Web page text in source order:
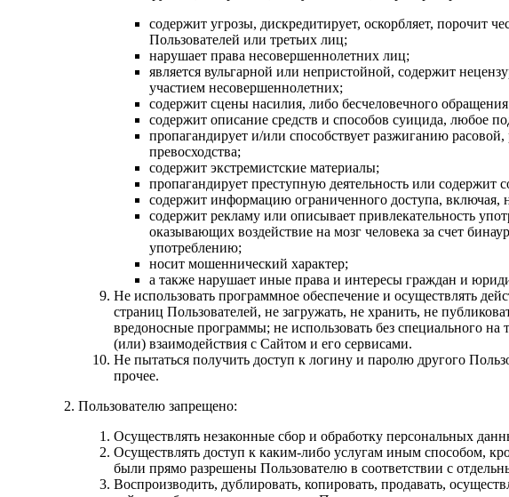
содержит угрозы, дискредитирует, оскорбляет, порочит
Пользователей или третьих лиц;
нарушает права несовершеннолетних лиц;
является вульгарной или непристойной, содержит
участием несовершеннолетних;
содержит сцены насилия, либо бесчеловечного
содержит описание средств и способов суицида, любое
пропагандирует и/или способствует разжиганию
превосходства;
содержит экстремистские материалы;
пропагандирует преступную деятельность или
содержит информацию ограниченного доступа, включая,
содержит рекламу или описывает привлекательность
оказывающих воздействие на мозг человека за счет
употреблению;
носит мошеннический характер;
а также нарушает иные права и интересы граждан и
Не использовать программное обеспечение и осуществлять
страниц Пользователей, не загружать, не хранить, не
вредоносные программы; не использовать без специального
(или) взаимодействия с Сайтом и его сервисами.
Не пытаться получить доступ к логину и паролю другого
прочее.
Пользователю запрещено:
Осуществлять незаконные сбор и обработку персональных
Осуществлять доступ к каким-либо услугам иным способом,
были прямо разрешены Пользователю в соответствии с
Воспроизводить, дублировать, копировать, продавать,